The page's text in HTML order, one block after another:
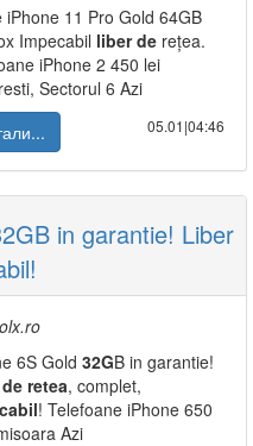
iPhone 11 Pro Gold 64GB
Impecabil liber de rețea.
iPhone 2 450 lei
Sectorul 6 Azi
05.01|04:46
in garantie! Liber
6S Gold 32GB in garantie!
de retea, complet,
! Telefoane iPhone 650
Azi